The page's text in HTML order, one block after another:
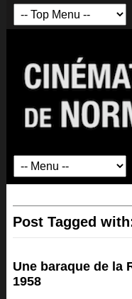
Post Tagged
Une baraque de la
1958